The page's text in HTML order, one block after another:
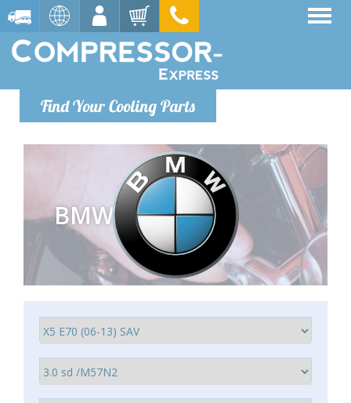
Find Your Cooling Parts
BMW